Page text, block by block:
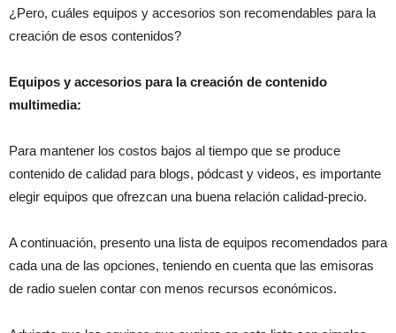
¿Pero, cuáles equipos y accesorios son recomendables para la
creación de esos contenidos?
Equipos y accesorios para la creación de contenido
multimedia:
Para mantener los costos bajos al tiempo que se produce
contenido de calidad para blogs, pódcast y videos, es importante
elegir equipos que ofrezcan una buena relación calidad-precio.
A continuación, presento una lista de equipos recomendados para
cada una de las opciones, teniendo en cuenta que las emisoras
de radio suelen contar con menos recursos económicos.